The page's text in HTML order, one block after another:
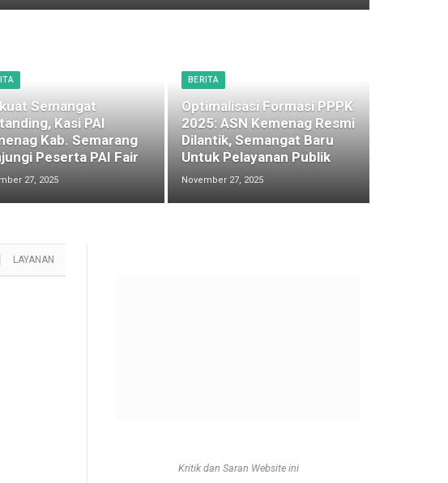
Semangat
Kasi PAI
Kab. Semarang
Peserta PAI Fair
27, 2025
BERITA
Optimalisasi Formasi PPPK
2025: ASN Kemenag Resmi
Dilantik, Semangat Baru
Untuk Pelayanan Publik
November 27, 2025
LAYANAN
Kritik dan Saran Website ini